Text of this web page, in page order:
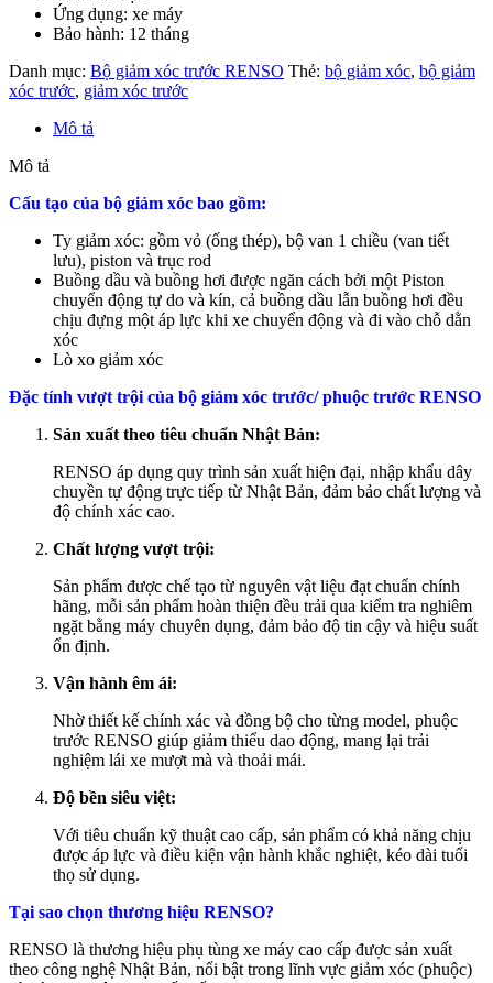
Ứng dụng: xe máy
Bảo hành: 12 tháng
Danh mục: Bộ giảm xóc trước RENSO Thẻ: bộ giảm xóc, bộ giảm
xóc trước, giảm xóc trước
Mô tả
Mô tả
Cấu tạo của bộ giảm xóc bao gồm:
Ty giảm xóc: gồm vỏ (ống thép), bộ van 1 chiều (van tiết
lưu), piston và trục rod
Buồng dầu và buồng hơi được ngăn cách bởi một Piston
chuyển động tự do và kín, cả buồng dầu lẫn buồng hơi đều
chịu đựng một áp lực khi xe chuyển động và đi vào chỗ dằn
xóc
Lò xo giảm xóc
Đặc tính vượt trội của bộ giảm xóc trước/ phuộc trước RENSO
Sản xuất theo tiêu chuẩn Nhật Bản:
RENSO áp dụng quy trình sản xuất hiện đại, nhập khẩu dây
chuyền tự động trực tiếp từ Nhật Bản, đảm bảo chất lượng và
độ chính xác cao.
Chất lượng vượt trội:
Sản phẩm được chế tạo từ nguyên vật liệu đạt chuẩn chính
hãng, mỗi sản phẩm hoàn thiện đều trải qua kiểm tra nghiêm
ngặt bằng máy chuyên dụng, đảm bảo độ tin cậy và hiệu suất
ổn định.
Vận hành êm ái:
Nhờ thiết kế chính xác và đồng bộ cho từng model, phuộc
trước RENSO giúp giảm thiểu dao động, mang lại trải
nghiệm lái xe mượt mà và thoải mái.
Độ bền siêu việt:
Với tiêu chuẩn kỹ thuật cao cấp, sản phẩm có khả năng chịu
được áp lực và điều kiện vận hành khắc nghiệt, kéo dài tuổi
thọ sử dụng.
Tại sao chọn thương hiệu RENSO?
RENSO là thương hiệu phụ tùng xe máy cao cấp được sản xuất
theo công nghệ Nhật Bản, nổi bật trong lĩnh vực giảm xóc (phuộc)